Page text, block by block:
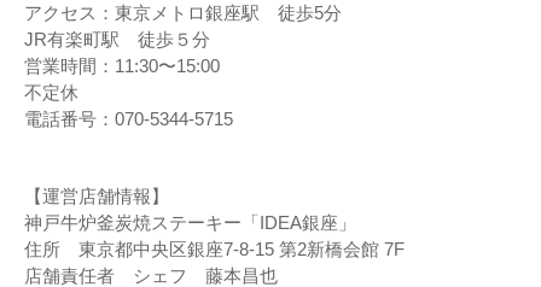
アクセス：東京メトロ銀座駅 徒歩5分
JR有楽町駅 徒歩５分
営業時間：11:30〜15:00
不定休
電話番号：070-5344-5715
【運営店舗情報】
神戸牛炉釜炭焼ステーキー「IDEA銀座」
住所 東京都中央区銀座7-8-15 第2新橋会館 7F
店舗責任者 シェフ 藤本昌也